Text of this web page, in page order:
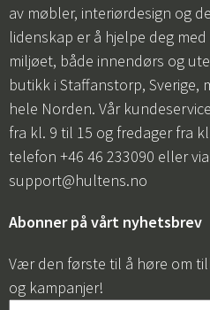
av møbler, interiørdesign og
lidenskap er å hjelpe deg
miljøet, både innendørs og
butikk i Staffanstorp, Sverige,
hele Norden. Vår
fra kl. 9 til 15 og fredager fra
telefon +46 46 233090 eller
support@hultens.no
Abonner på vårt nyhetsbrev
Vær den første til å høre om
og kampanjer!